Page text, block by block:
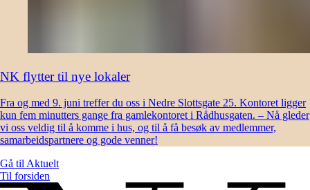
NK flytter til nye lokaler
Fra og med 9. juni treffer du oss i Nedre Slottsgate 25. Kontoret ligger
kun fem minutters gange fra gamlekontoret i Rådhusgaten. – Nå gleder
vi oss veldig til å komme i hus, og til å få besøk av medlemmer,
samarbeidspartnere og gode venner!
Gå til Aktuelt
Til forsiden